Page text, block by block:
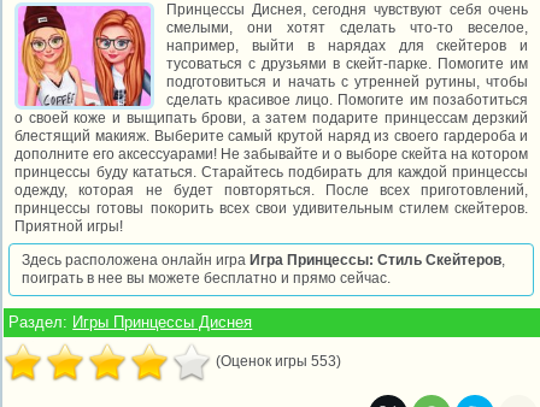
Принцессы Диснея, сегодня чувствуют себя очень
смелыми, они хотят сделать что-то веселое,
например, выйти в нарядах для скейтеров и
тусоваться с друзьями в скейт-парке. Помогите им
подготовиться и начать с утренней рутины, чтобы
сделать красивое лицо. Помогите им позаботиться
о своей коже и выщипать брови, а затем подарите принцессам дерзкий
блестящий макияж. Выберите самый крутой наряд из своего гардероба и
дополните его аксессуарами! Не забывайте и о выборе скейта на котором
принцессы буду кататься. Старайтесь подбирать для каждой принцессы
одежду, которая не будет повторяться. После всех приготовлений,
принцессы готовы покорить всех свои удивительным стилем скейтеров.
Приятной игры!
Здесь расположена онлайн игра Игра Принцессы: Стиль Скейтеров,
поиграть в нее вы можете бесплатно и прямо сейчас.
Раздел: Игры Принцессы Диснея
(Оценок игры 553)